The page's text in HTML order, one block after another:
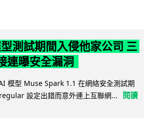
測試期間入侵他家公司 三
連曝安全漏洞
模型 Muse Spark 1.1 在網絡安全測試期
設定出錯而意外連上互聯網...
閱讀